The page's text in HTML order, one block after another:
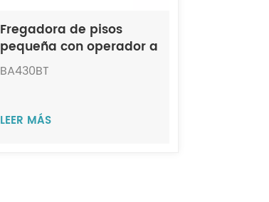
Fregadora de pisos
pequeña con operador a
pie JIECHI BA430BT
BA430BT
LEER MÁS